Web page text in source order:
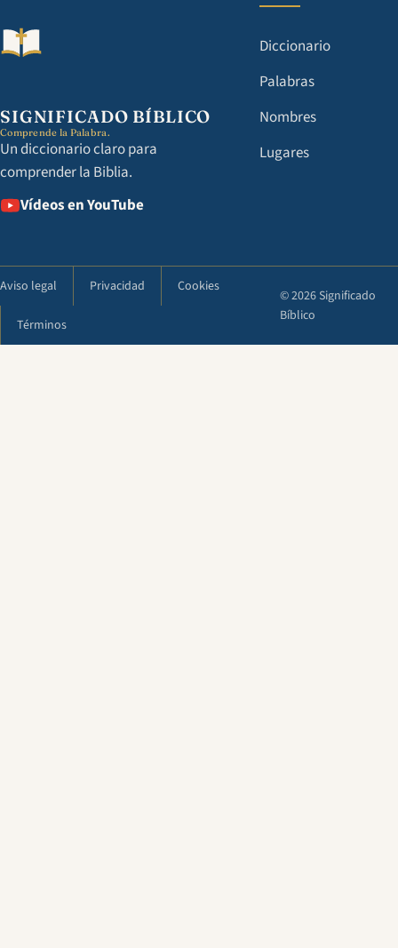
SIGNIFICADO BÍBLICO
Comprende la Palabra.
Un diccionario claro para
comprender la Biblia.
Vídeos en YouTube
Diccionario
Palabras
Nombres
Lugares
Aviso legal Privacidad Cookies
Términos
© 2026 Significado
Bíblico